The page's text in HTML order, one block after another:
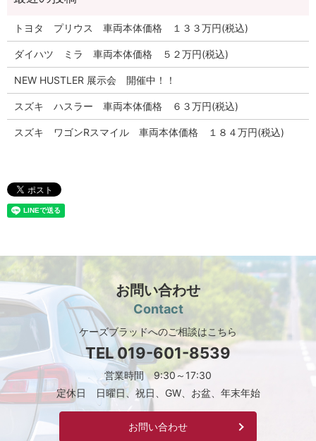
トヨタ プリウス 車両本体価格 １３３万円(税込)
ダイハツ ミラ 車両本体価格 ５２万円(税込)
NEW HUSTLER 展示会 開催中！！
スズキ ハスラー 車両本体価格 ６３万円(税込)
スズキ ワゴンRスマイル 車両本体価格 １８４万円(税込)
お問い合わせ
Contact
ケーズブラッドへのご相談はこちら
TEL019-601-8539
営業時間 9:30～17:30
定休日 日曜日、祝日、GW、お盆、年末年始
お問い合わせ